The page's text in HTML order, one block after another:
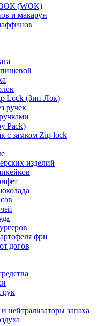
(WOK)
и макарун
Lock (Зип Лок)
ручек
Pack)
с замком Zip-lock
изделий
фри
догов
рук
нейтрализаторы запаха